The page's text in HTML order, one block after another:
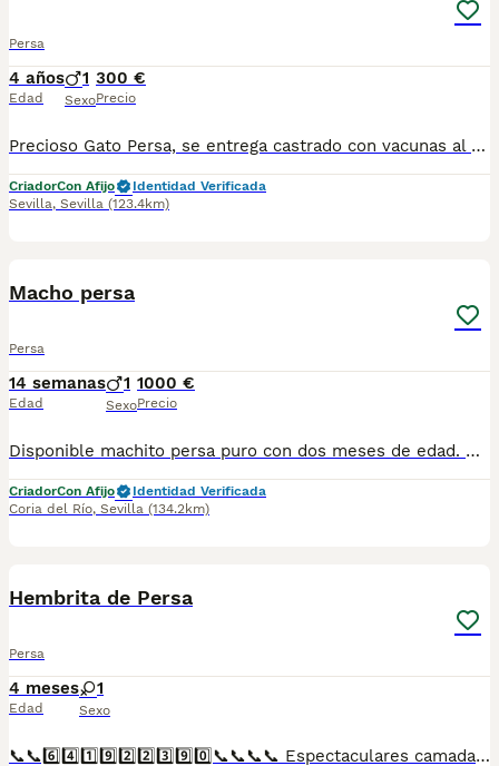
Persa
4 años
Edad
1
Sexo
300 €
Precio
Precioso Gato Persa, se entrega castrado con vacunas al día, desparasitado, pasaporte, chip y rabia. Por favor sólo personas de Sevilla o provincia sin más animales.
CriadorCon Afijo
Identidad Verificada
Sevilla, Sevilla (123.4km)
Macho persa
Persa
14 semanas
Edad
1
Sexo
1000 €
Precio
Disponible machito persa puro con dos meses de edad. Criadora autorizada y registrada en la asociación internacional CFA. Se entrega castrado, con sus vacunas al día y con chip.
CriadorCon Afijo
Identidad Verificada
Coria del Río, Sevilla (134.2km)
Hembrita de Persa
Persa
4 meses
Edad
1
Sexo
📞📞6️⃣4️⃣1️⃣9️⃣2️⃣2️⃣3️⃣9️⃣0️⃣📞📞📞📞 Espectaculares camadas de perritos de persa nacionales descendientes de las mejores líneas de sangre. Disponibles tanto hembras como machos. Las camadas están bajo supervisión veterinaria desde su nacimiento hasta que son entregadas a su nueva familia. Criados por un equipo de profesionales y mejores personas que, con más de 20 años de experiencia , cuidan a los animales por vocación, aplicando una cría ética y responsable para que cada cachorro se desarrolle con la mejor salud y con un buen temperamento. Todos los cachorritos se entregan con unos dos meses y medio de edad y sus vacunas correspondientes, desparasitados interna y externamente, con certificado de salud, y garantía tanto por enfermedad vírica como congénito genética. Posibilidad de entregar en toda España mediante transporte propio preparado para animales y con chofer privado. Los precios pueden variar según las características y morfología de cada cachorro. Añádenos al whats app o llámanos, y encantados atenderemos todas tus dudas y consultas. Teléfono / Whats app: 641 92 23 90